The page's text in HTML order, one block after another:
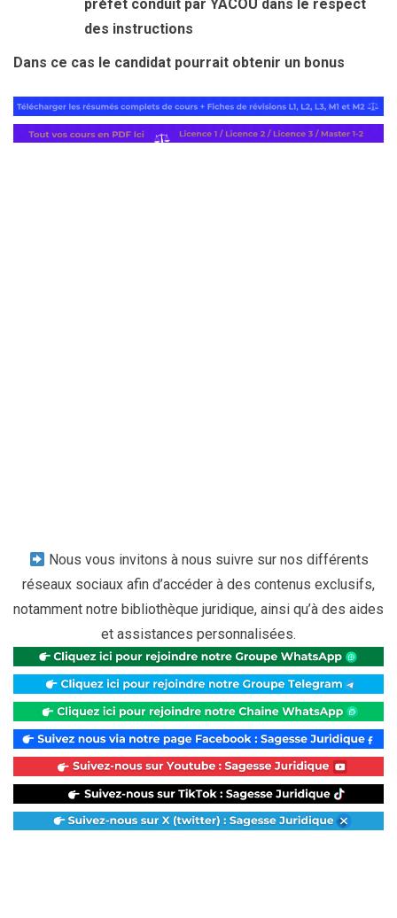
préfet conduit par YACOU dans le respect
des instructions
Dans ce cas le candidat pourrait obtenir un bonus
Nous vous invitons à nous suivre sur nos différents
réseaux sociaux afin d’accéder à des contenus exclusifs,
notamment notre bibliothèque juridique, ainsi qu’à des aides
et assistances personnalisées.